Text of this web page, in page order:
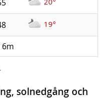
19°
6m
solnedgång och